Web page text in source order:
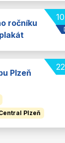
ročníku
Plzeň
Plzeň